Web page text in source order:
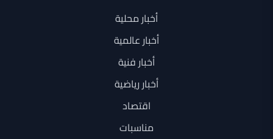
أخبار محلية
أخبار عالمية
أخبار فنية
أخبار رياضية
اقتصاد
مناسبات